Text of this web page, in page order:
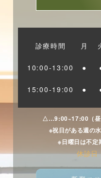
診療時間 月
10:00-13:00 ●
15:00-19:00 ●
△…9:00~17:00（昼
※祝日がある週の
※日曜日は不定
休診日